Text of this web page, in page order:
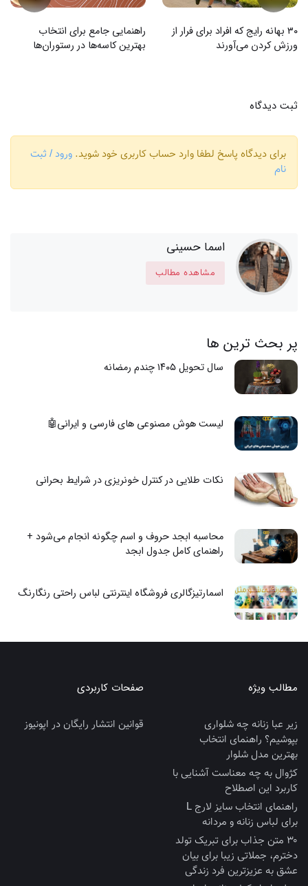
۳۰ بهانه رایج که افراد برای فرار از
ورزش کردن می‌آورند
راهنمایی جامع برای انتخاب
بهترین کاسه‌ها در رستوران‌ها
ثبت دیدگاه
برای دیدگاه پاسخ لطفا وارد حساب کاربری خود شوید. ورود / ثبت
نام
اسما حسینی
مشاهده مطالب
پر بحث ترین ها
سال تحویل ۱۴۰۵ چندم رمضانه
لیست هوش مصنوعی های فارسی و ایرانی🤖
نکات طلایی در کنترل خونریزی در شرایط بحرانی
محاسبه ابجد حروف و اسم چگونه انجام می‌شود +
راهنمای کامل جدول ابجد
اسمارتیزگالری فروشگاه اینترنتی لباس راحتی رنگارنگ
مطالب ویژه
زیر عبا زنانه چه شلواری
بپوشیم؟ راهنمای انتخاب
بهترین مدل شلوار
کژوال به چه معناست آشنایی با
کاربرد این اصطلاح
راهنمای انتخاب سایز لارج L
برای لباس زنانه و مردانه
۳۰ متن جذاب برای تبریک تولد
دخترم، جملاتی زیبا برای بیان
عشق به عزیزترین فرد زندگی
صفحات کاربردی
قوانین انتشار رایگان در اپونیوز